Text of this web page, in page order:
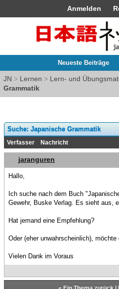
Anmelden
Neueste Beiträge
JN > Lernen > Lern- und
Grammatik
Suche: Japanische Grammatik
Verfasser Nachricht
jaranguren
Hallo,
Ich suche nach dem Buch
Gewehr, Buske Verlag. Es sieht aus,
Hat jemand eine Empfehlung?
Oder (eher unwahrscheinlich),
Vielen Dank im Voraus